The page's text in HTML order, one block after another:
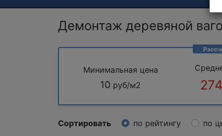
Демонтаж деревяной
Минимальная цена
10 руб/м2
Сортировать по рейтингу по